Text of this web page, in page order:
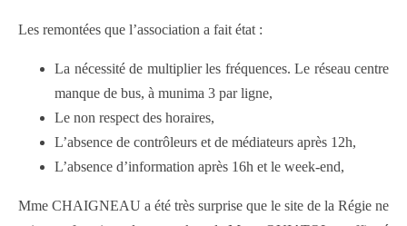
Les remontées que l’association a fait état :
La nécessité de multiplier les fréquences. Le réseau centre
manque de bus, à munima 3 par ligne,
Le non respect des horaires,
L’absence de contrôleurs et de médiateurs après 12h,
L’absence d’information après 16h et le week-end,
Mme CHAIGNEAU a été très surprise que le site de la Régie ne